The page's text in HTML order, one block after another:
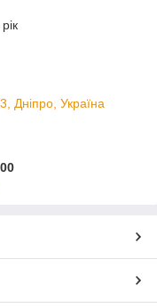
Дніпро, Україна